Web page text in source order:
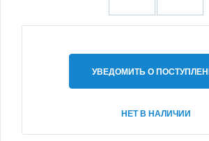
УВЕДОМИТЬ О
НЕТ В НАЛИЧИИ